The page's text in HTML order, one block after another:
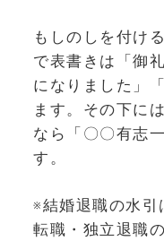
もしのしを付け
で表書きは「御
になりました」
ます。その下に
なら「〇〇有志
す。
※結婚退職の水引
転職・独立退職